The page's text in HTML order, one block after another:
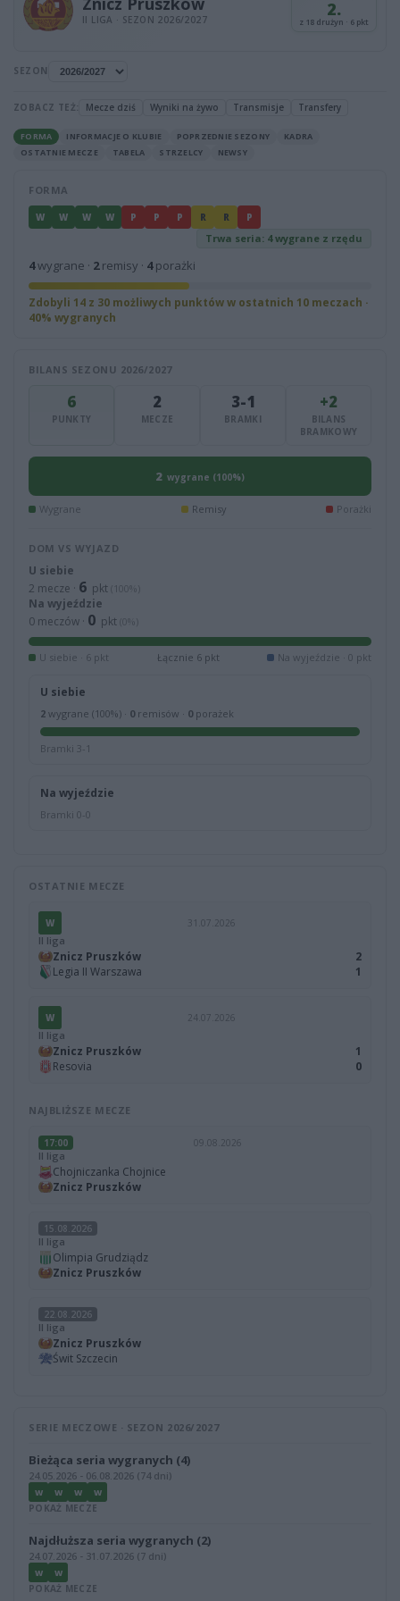
II LIGA · SEZON 2026/2027 2.
z 18 drużyn · 6 pkt
SEZON
ZOBACZ TEŻ: Mecze dziś Wyniki na żywo Transmisje Transfery
FORMA INFORMACJE O KLUBIE POPRZEDNIE SEZONY
KADRA
OSTATNIE MECZE
TABELA STRZELCY NEWSY
FORMA
W W W W P P P R R P
Trwa seria: 4 wygrane z rzędu
4wygrane · 2remisy · 4porażki
Zdobyli 14 z 30 możliwych punktów w ostatnich 10 meczach ·
40% wygranych
BILANS SEZONU 2026/2027
6
PUNKTY
2
MECZE
3-1
BRAMKI
+2
BILANS
BRAMKOWY
2 wygrane (100%)
Wygrane Remisy Porażki
DOM VS WYJAZD
U siebie
2 mecze · 6 pkt (100%)
Na wyjeździe
0 meczów · 0 pkt (0%)
U siebie · 6 pkt Łącznie 6 pkt Na wyjeździe · 0 pkt
U siebie
2 wygrane (100%) · 0remisów · 0porażek
Bramki 3-1
Na wyjeździe
Bramki 0-0
OSTATNIE MECZE
W 31.07.2026
II liga
Znicz Pruszków
2
Legia II Warszawa
1
W 24.07.2026
II liga
Znicz Pruszków
1
Resovia
0
NAJBLIŻSZE MECZE
17:00 09.08.2026
II liga
Chojniczanka Chojnice
Znicz Pruszków
15.08.2026
II liga
Olimpia Grudziądz
Znicz Pruszków
22.08.2026
II liga
Znicz Pruszków
Świt Szczecin
SERIE MECZOWE · SEZON 2026/2027
Bieżąca seria wygranych (4)
24.05.2026 - 06.08.2026 (74 dni)
W W W W
POKAŻ MECZE
Najdłuższa seria wygranych (2)
24.07.2026 - 31.07.2026 (7 dni)
W W
POKAŻ MECZE